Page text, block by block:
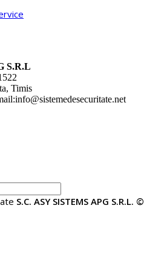
S.R.L
Timis
S.C. ASY SISTEMS APG S.R.L. ©